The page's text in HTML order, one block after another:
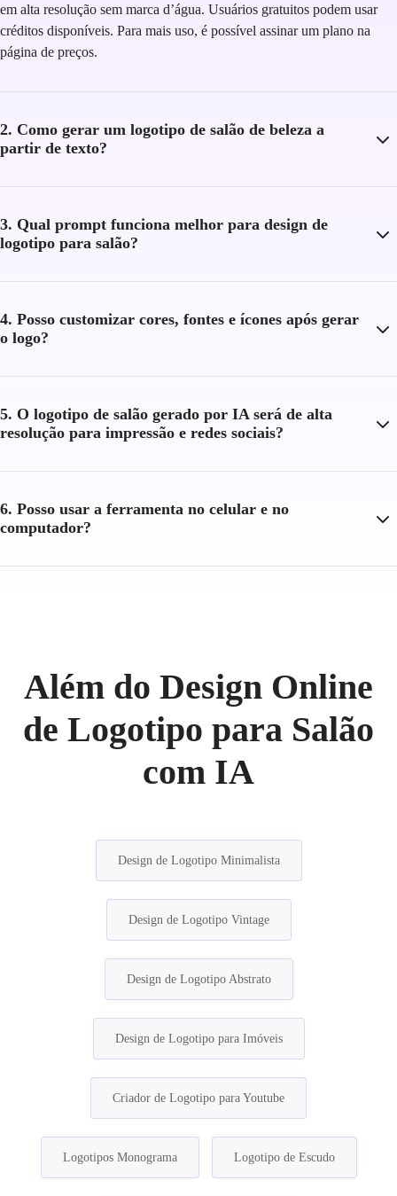
em alta resolução sem marca d’água. Usuários gratuitos podem usar
créditos disponíveis. Para mais uso, é possível assinar um plano na
página de preços.
2. Como gerar um logotipo de salão de beleza a
partir de texto?
3. Qual prompt funciona melhor para design de
logotipo para salão?
4. Posso customizar cores, fontes e ícones após gerar
o logo?
5. O logotipo de salão gerado por IA será de alta
resolução para impressão e redes sociais?
6. Posso usar a ferramenta no celular e no
computador?
Além do Design Online
de Logotipo para Salão
com IA
Design de Logotipo Minimalista
Design de Logotipo Vintage
Design de Logotipo Abstrato
Design de Logotipo para Imóveis
Criador de Logotipo para Youtube
Logotipos Monograma Logotipo de Escudo